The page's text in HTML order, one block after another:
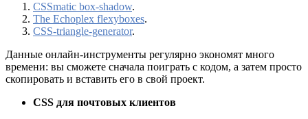
CSSmatic box-shadow.
The Echoplex flexyboxes.
CSS-triangle-generator.
Данные онлайн-инструменты регулярно экономят много
времени: вы сможете сначала поиграть с кодом, а затем просто
скопировать и вставить его в свой проект.
CSS для почтовых клиентов